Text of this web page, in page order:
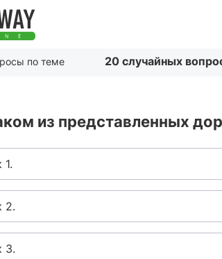
по теме 20 случайных
из представленных
1.
2.
3.